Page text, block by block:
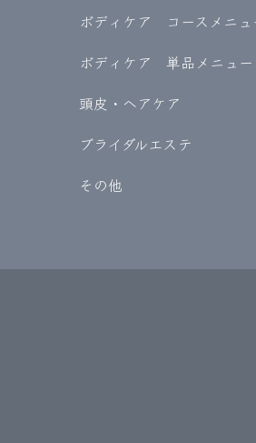
ボディケア コースメニュ
ボディケア 単品メニュー
頭皮・ヘアケア
ブライダルエステ
その他